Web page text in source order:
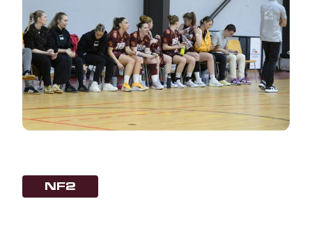
NF2